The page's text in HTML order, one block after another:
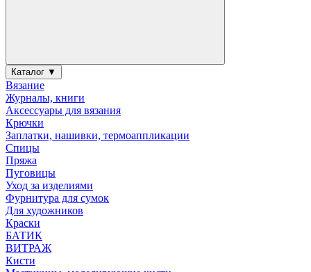
Каталог ▼
Вязание
Журналы, книги
Аксессуары для вязания
Крючки
Заплатки, нашивки, термоаппликации
Спицы
Пряжа
Пуговицы
Уход за изделиями
Фурнитура для сумок
Для художников
Краски
БАТИК
ВИТРАЖ
Кисти